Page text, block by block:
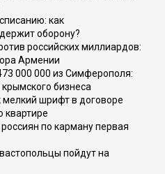
как
оборону?
российских миллиардов:
Армении
000 000 из Симферополя:
бизнеса
мелкий шрифт в договоре
квартире
по карману первая
пойдут на